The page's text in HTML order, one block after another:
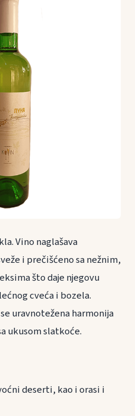
Vino naglašava
i prečišćeno sa nežnim,
što daje njegovu
cveća i bozela.
uravnotežena harmonija
ukusom slatkoće.
deserti, kao i orasi i